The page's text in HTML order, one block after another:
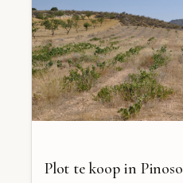
Plot te koop in Pinoso